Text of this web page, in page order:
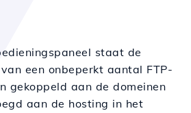
staat de
een onbeperkt aantal FTP-
gekoppeld aan de domeinen
aan de hosting in het